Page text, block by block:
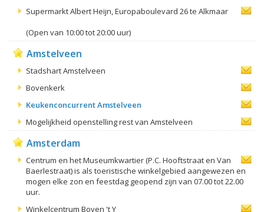
Supermarkt Albert Heijn, Europaboulevard 26 te Alkmaar
(Open van 10:00 tot 20:00 uur)
Amstelveen
Stadshart Amstelveen
Bovenkerk
Keukenconcurrent Amstelveen
Mogelijkheid openstelling rest van Amstelveen
Amsterdam
Centrum en het Museumkwartier (P.C. Hooftstraat en Van
Baerlestraat) is als toeristische winkelgebied aangewezen en
mogen elke zon en feestdag geopend zijn van 07.00 tot 22.00
uur.
Winkelcentrum Boven 't Y